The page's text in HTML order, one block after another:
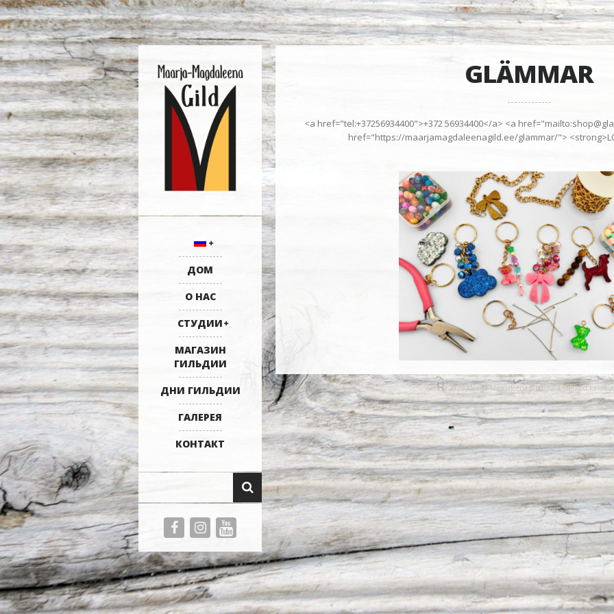
ДОМ
О НАС
СТУДИИ
МАГАЗИН
ГИЛЬДИИ
ДНИ ГИЛЬДИИ
ГАЛЕРЕЯ
КОНТАКТ
GLÄMMAR
<a href="tel:+37256934400">+372 56934400</a> <a
href="https://maarjamagdaleenagild.ee/glammar/">
© 2026 Maarja-Magdaleena Gild. Kõik õigused